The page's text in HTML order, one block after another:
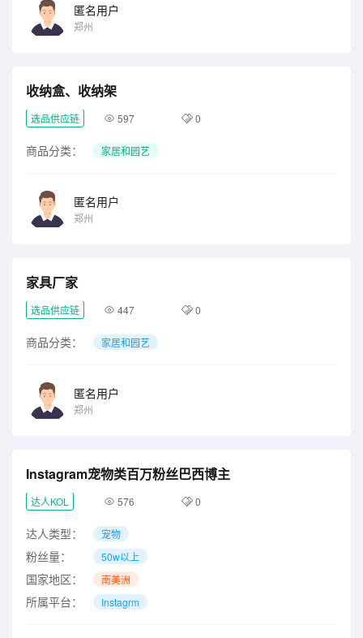
匿名用户
郑州
收纳盒、收纳架
选品供应链 597 0
商品分类： 家居和园艺
匿名用户
郑州
家具厂家
选品供应链 447 0
商品分类： 家居和园艺
匿名用户
郑州
Instagram宠物类百万粉丝巴西博主
达人KOL 576 0
达人类型： 宠物
粉丝量： 50w以上
国家地区： 南美洲
所属平台： Instagrm